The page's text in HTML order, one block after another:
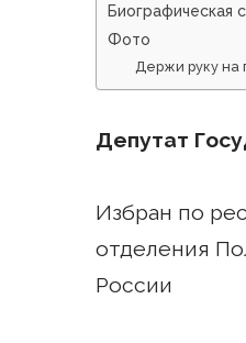
Биографическая
Фото
Держи руку на
Депутат
Избран по
отделения
России